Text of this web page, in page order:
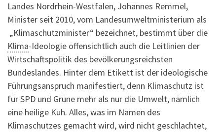
Landes Nordrhein-Westfalen, Johannes Remmel,
Minister seit 2010, vom Landesumweltministerium als
„Klimaschutzminister“ bezeichnet, bestimmt über die
Klima-Ideologie offensichtlich auch die Leitlinien der
Wirtschaftspolitik des bevölkerungsreichsten
Bundeslandes. Hinter dem Etikett ist der ideologische
Führungsanspruch manifestiert, denn Klimaschutz ist
für SPD und Grüne mehr als nur die Umwelt, nämlich
eine heilige Kuh. Alles, was im Namen des
Klimaschutzes gemacht wird, wird nicht geschlachtet,